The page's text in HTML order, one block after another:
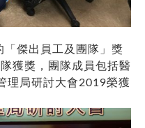
傑出員工及團隊」獎
獲獎，團隊成員包括醫
理局研討大會2019榮獲